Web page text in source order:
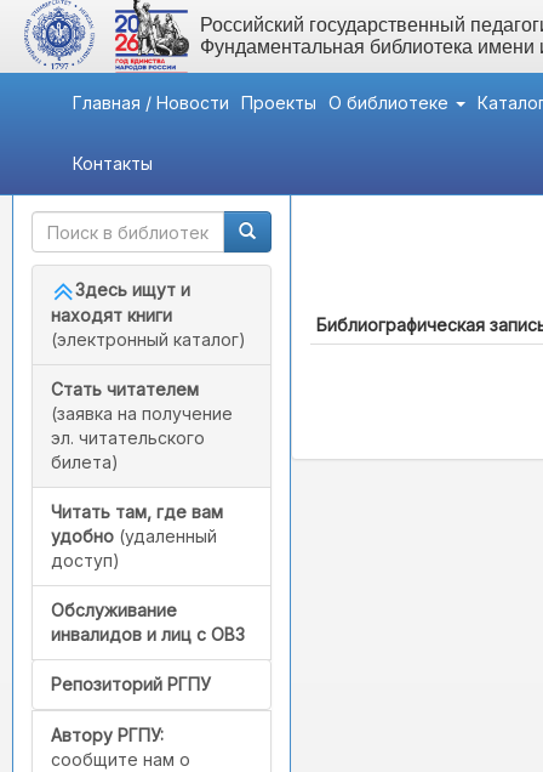
Российский государственный
Фундаментальная библиотека
Главная / Новости Проекты О библиотеке
Контакты
Быстрый доступ
Здесь ищут и
находят книги
(электронный каталог)
Стать читателем
(заявка на получение
эл. читательского
билета)
Читать там, где вам
удобно (удаленный
доступ)
Обслуживание
инвалидов и лиц с ОВЗ
Репозиторий РГПУ
Автору РГПУ:
сообщите нам о
Библиографическая